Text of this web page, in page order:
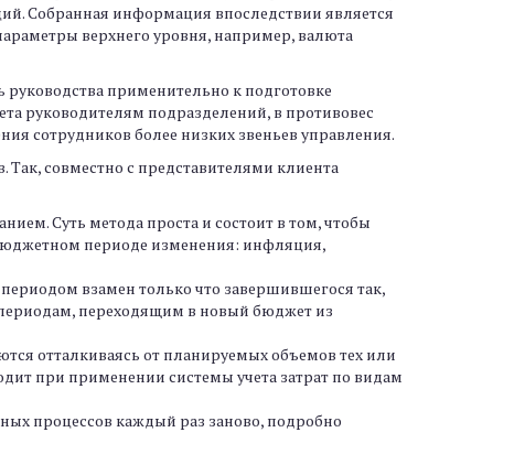
Собранная информация впоследствии является
верхнего уровня, например, валюта
применительно к подготовке
руководителям подразделений, в противовес
сотрудников более низких звеньев управления.
совместно с представителями клиента
Суть метода проста и состоит в том, чтобы
периоде изменения: инфляция,
взамен только что завершившегося так,
переходящим в новый бюджет из
отталкиваясь от планируемых объемов тех или
при применении системы учета затрат по видам
процессов каждый раз заново, подробно